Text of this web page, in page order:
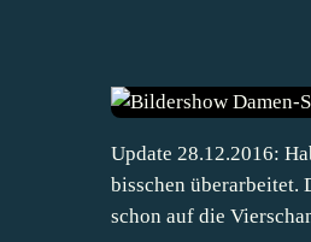
Update 28.12.2016:
bisschen überarbeitet.
schon auf die